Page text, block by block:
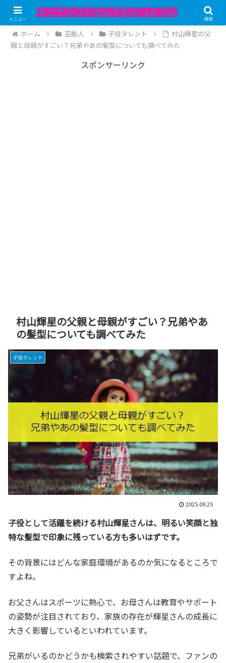
記事内にPRが含まれています。
ホーム 芸能人 子役タレント
村山輝星の父
親と母親がすごい？兄弟やあの髪型についても調べてみた
スポンサーリンク
村山輝星の父親と母親がすごい？兄弟やあ
の髪型についても調べてみた
子役タレント
2025.09.25
子役として活躍を続ける村山輝星さんは、明るい笑顔と独
特な髪型で印象に残っている方も多いはずです。
その背景にはどんな家庭環境があるのか気になるところで
すよね。
お父さんはスポーツに熱心で、お母さんは教育やサポート
の姿勢が注目されており、家族の存在が輝星さんの成長に
大きく影響しているといわれています。
兄弟がいるのかどうかも検索されやすい話題で、ファンの
メニュー 検索